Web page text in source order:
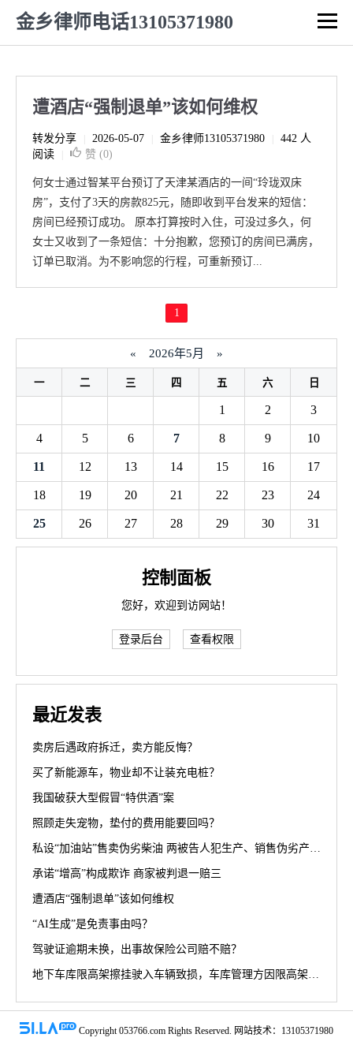
金乡律师电话13105371980
遭酒店“强制退单”该如何维权
转发分享 2026-05-07 金乡律师13105371980
442 人
阅读
赞 (0)
何女士通过智某平台预订了天津某酒店的一间“玲珑双床
房”，支付了3天的房款825元，随即收到平台发来的短信：
房间已经预订成功。 原本打算按时入住，可没过多久，何
女士又收到了一条短信：十分抱歉，您预订的房间已满房，
订单已取消。为不影响您的行程，可重新预订...
1
« 2026年5月 »
一 二 三 四 五 六 日
1 2 3
4 5 6 7 8 9 10
11 12 13 14 15 16 17
18 19 20 21 22 23 24
25 26 27 28 29 30 31
控制面板
您好，欢迎到访网站！
登录后台 查看权限
最近发表
卖房后遇政府拆迁，卖方能反悔？
买了新能源车，物业却不让装充电桩？
我国破获大型假冒“特供酒”案
照顾走失宠物，垫付的费用能要回吗？
私设“加油站”售卖伪劣柴油 两被告人犯生产、销售伪劣产品罪获刑罚
承诺“增高”构成欺诈 商家被判退一赔三
遭酒店“强制退单”该如何维权
“AI生成”是免责事由吗？
驾驶证逾期未换，出事故保险公司赔不赔？
地下车库限高架擦挂驶入车辆致损，车库管理方因限高架设置高度不符合规范被判担责70%
Copyright 053766.com Rights Reserved. 网站技术：13105371980